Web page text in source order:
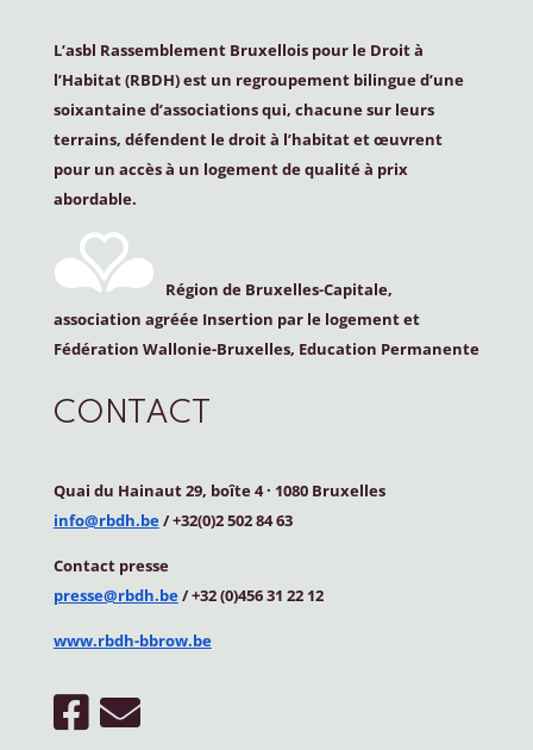
L’asbl Rassemblement Bruxellois pour le Droit à
l’Habitat (RBDH) est un regroupement bilingue d’une
soixantaine d’associations qui, chacune sur leurs
terrains, défendent le droit à l’habitat et œuvrent
pour un accès à un logement de qualité à prix
abordable.
Région de Bruxelles-Capitale,
association agréée Insertion par le logement et
Fédération Wallonie-Bruxelles, Education Permanente
CONTACT
Quai du Hainaut 29, boîte 4· 1080 Bruxelles
info@rbdh.be/ +32(0)2 502 84 63
Contact presse
presse@rbdh.be/ +32 (0)456 31 22 12
www.rbdh-bbrow.be